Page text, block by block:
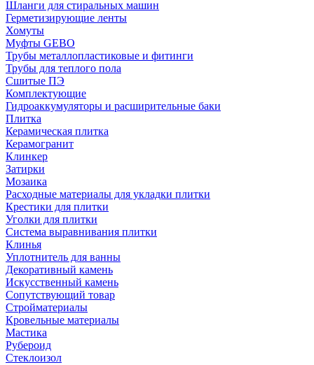
Шланги для стиральных машин
Герметизирующие ленты
Хомуты
Муфты GEBO
Трубы металлопластиковые и фитинги
Трубы для теплого пола
Сшитые ПЭ
Комплектующие
Гидроаккумуляторы и расширительные баки
Плитка
Керамическая плитка
Керамогранит
Клинкер
Затирки
Мозаика
Расходные материалы для укладки плитки
Крестики для плитки
Уголки для плитки
Система выравнивания плитки
Клинья
Уплотнитель для ванны
Декоративный камень
Искусственный камень
Сопутствующий товар
Стройматериалы
Кровельные материалы
Мастика
Рубероид
Стеклоизол